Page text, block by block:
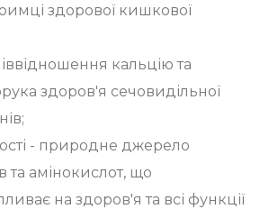
здорової кишкової
кальцію та
здоров'я сечовидільної
- природне джерело
та амінокислот, що
на здоров'я та всі функції